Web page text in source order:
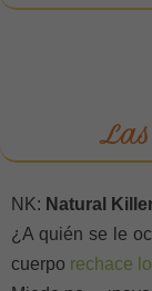
NK: Natural
¿A quién se le
cuerpo rechace